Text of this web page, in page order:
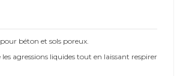
béton et sols poreux.
agressions liquides tout en laissant respirer